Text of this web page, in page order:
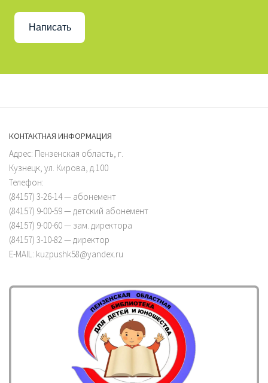
Написать
КОНТАКТНАЯ ИНФОРМАЦИЯ
Адрес: Пензенская область, г.
Кузнецк, ул. Кирова, д.100
Телефон:
(84157) 3-26-14 — абонемент
(84157) 9-00-59 — детский абонемент
(84157) 9-00-60 — зам. директора
(84157) 3-10-82 — директор
E-MAIL: kuzpushk58@yandex.ru